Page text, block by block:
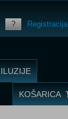
? Registracija
ILUZIJE
KOŠARICA